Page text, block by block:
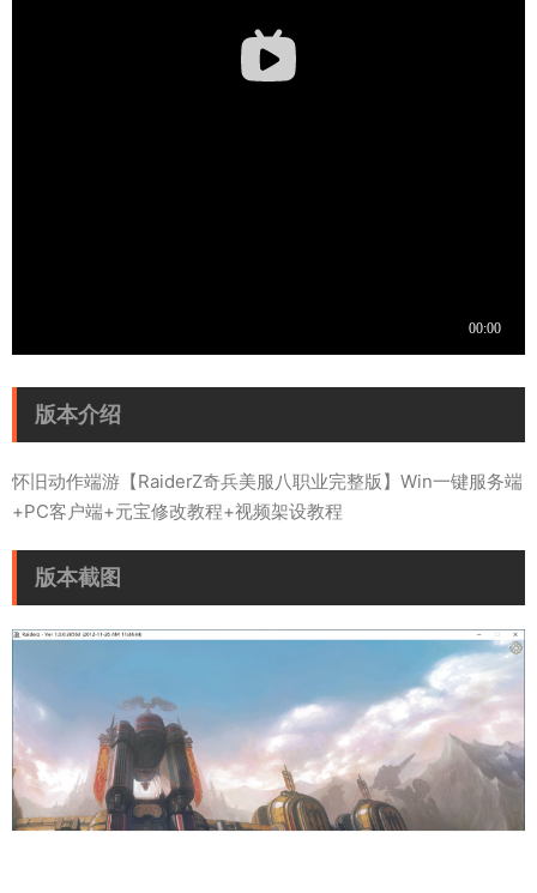
版本介绍
怀旧动作端游【RaiderZ奇兵美服八职业完整版】Win一键服务端
+PC客户端+元宝修改教程+视频架设教程
版本截图